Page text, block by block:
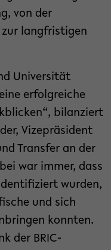
von der
langfristigen
Universität
erfolgreiche
bilanziert
Vizepräsident
Transfer an der
war immer, dass
wurden,
und sich
konnten.
der BRIC-